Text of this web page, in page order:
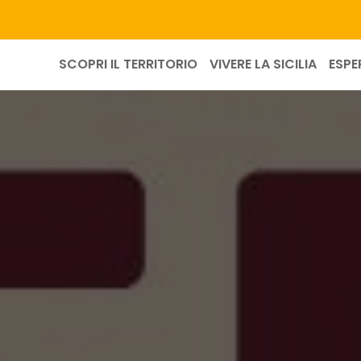
SCOPRI IL TERRITORIO VIVERE LA SICILIA